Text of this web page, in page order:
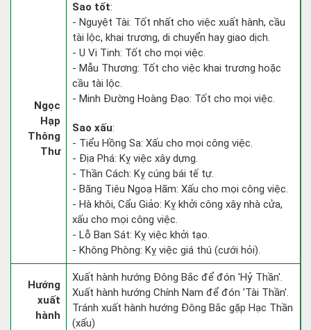
Ngọc
Hạp
Thông
Thư
Sao tốt:
- Nguyệt Tài: Tốt nhất cho việc xuất hành, cầu
tài lộc, khai trương, di chuyển hay giao dịch.
- U Vi Tinh: Tốt cho mọi việc.
- Mẫu Thương: Tốt cho việc khai trương hoặc
cầu tài lộc.
- Minh Đường Hoàng Đạo: Tốt cho mọi việc.
Sao xấu:
- Tiểu Hồng Sa: Xấu cho mọi công việc.
- Địa Phá: Kỵ việc xây dựng.
- Thần Cách: Kỵ cúng bái tế tự.
- Băng Tiêu Ngoạ Hãm: Xấu cho mọi công việc.
- Hà khôi, Cẩu Giảo: Kỵ khởi công xây nhà cửa,
xấu cho mọi công việc.
- Lỗ Ban Sát: Kỵ việc khởi tạo.
- Không Phòng: Kỵ việc giá thú (cưới hỏi).
Hướng
xuất
hành
Xuất hành hướng Đông Bắc để đón 'Hỷ Thần'.
Xuất hành hướng Chính Nam để đón 'Tài Thần'.
Tránh xuất hành hướng Đông Bắc gặp Hạc Thần
(xấu)